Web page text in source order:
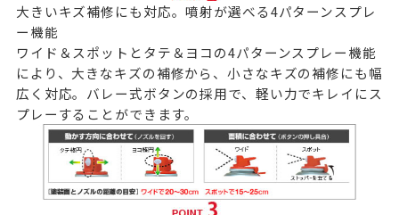
大きいキズ補修にも対応。噴射が選べる4パターンスプレ
ー機能
ワイド＆スポットとタテ＆ヨコの4パターンスプレー機能
により、大きなキズの補修から、小さなキズの補修にも幅
広く対応。バレー式ボタンの採用で、軽い力でキレイにス
プレーすることができます。